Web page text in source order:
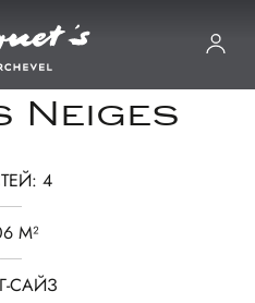
Neiges
4
М²
САЙЗ